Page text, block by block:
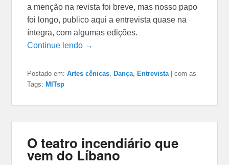
a menção na revista foi breve, mas nosso papo
foi longo, publico aqui a entrevista quase na
íntegra, com algumas edições.
Continue lendo →
Postado em: Artes cênicas Dança Entrevista |com as
Tags: MITsp
O teatro incendiário que
vem do Líbano